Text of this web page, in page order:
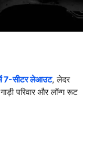
7-सीटर लेआउट, लेदर
परिवार और लॉन्ग रूट